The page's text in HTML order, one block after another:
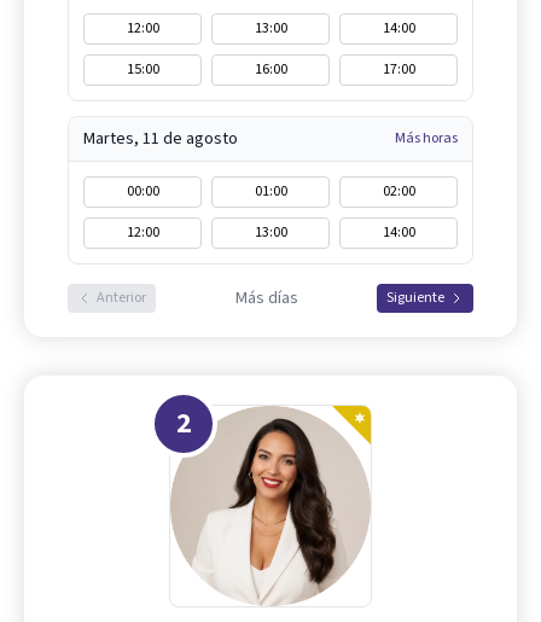
12:00 13:00
14:00
15:00
16:00 17:00
Martes, 11 de agosto Más horas
00:00 01:00
02:00
12:00
13:00 14:00
Anterior Más días Siguiente
2